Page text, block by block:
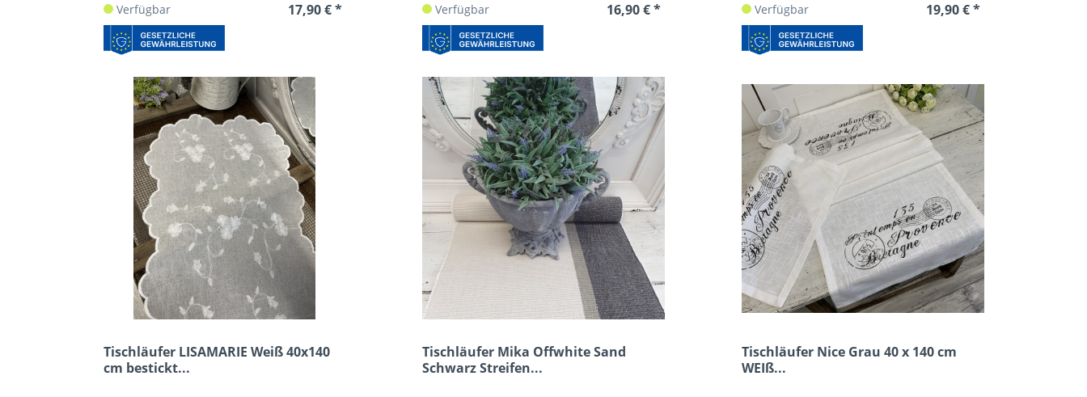
Verfügbar 17,90 € * Verfügbar 16,90 € * Verfügbar 19,90 € *
Tischläufer LISAMARIE Weiß 40x140
cm bestickt...
Tischläufer Mika Offwhite Sand
Schwarz Streifen...
Tischläufer Nice Grau 40 x 140 cm
WEIß...